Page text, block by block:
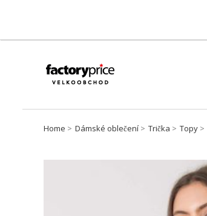
Home Dámské oblečení Trička Topy